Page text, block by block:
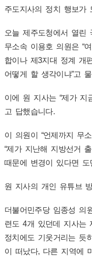
주도지사의 정치 행보가
오늘 제주도청에서 열린
무소속 이용호 의원은 “
합이나 제3지대 정계 개
어떻게 할 생각이냐”고
이에 원 지사는 “제가 지
고 답했습니다.
이 의원이 “언제까지 무
“제가 지난해 지방선거
때문에 변경이 있다면 도
원 지사의 개인 유튜브
더불어민주당 임종성 의
련도 4개 있던데 지사는
정치에도 기웃거리는 듯
이 떠났다, 다른 지역에